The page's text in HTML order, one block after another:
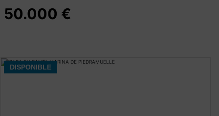
50.000 €
DISPONIBLE